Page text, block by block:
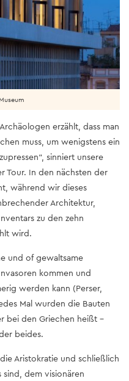
erzählt, dass man
muss, um wenigstens ein
sinniert unsere
Tour. In den nächsten der
während wir dieses
Architektur,
zu den zehn
wird.
und of gewaltsame
kommen und
werden kann (Perser,
Mal wurden die Bauten
bei den Griechen heißt –
beides.
Aristokratie und schließlich
dem visionären